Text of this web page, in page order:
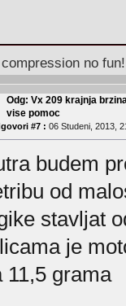
compression no fun!
Odg: Vx 209 krajnja
vise pomoc
#7 : 06 Studeni, 2013,
budem
od
stavljat
je
11,5 grama